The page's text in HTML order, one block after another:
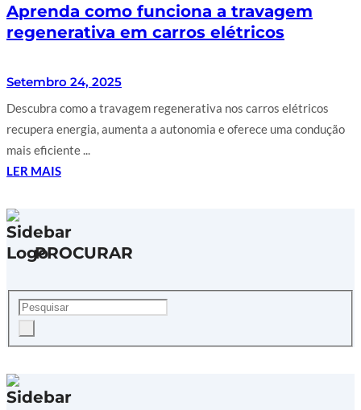
Aprenda como funciona a travagem
regenerativa em carros elétricos
Setembro 24, 2025
Descubra como a travagem regenerativa nos carros elétricos
recupera energia, aumenta a autonomia e oferece uma condução
mais eficiente ...
LER MAIS
PROCURAR